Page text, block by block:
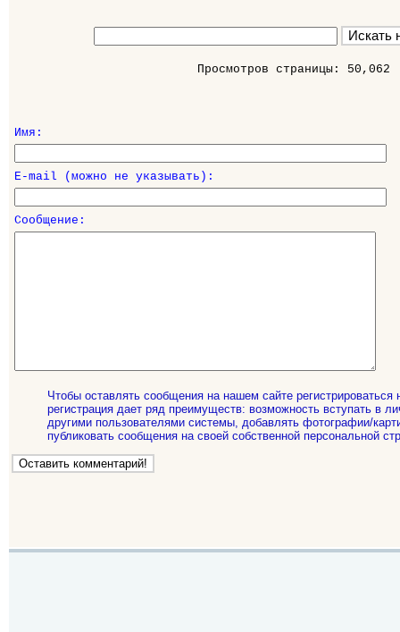
Просмотров страницы: 50,062
Имя:
E-mail (можно не указывать):
Сообщение:
Чтобы оставлять сообщения на нашем сайте регистрироваться
регистрация дает ряд преимуществ: возможность вступать в
другими пользователями системы, добавлять фотографии/
публиковать сообщения на своей собственной персональной